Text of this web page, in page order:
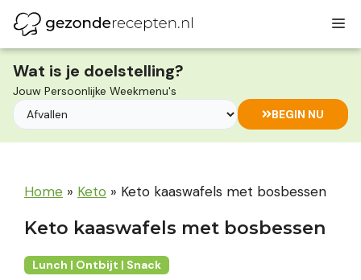
naar
de
inhoud
Wat is je doelstelling?
Jouw Persoonlijke Weekmenu's
BEGIN NU
Home » Keto » Keto kaaswafels met bosbessen
Keto kaaswafels met bosbessen
Lunch | Ontbijt | Snack